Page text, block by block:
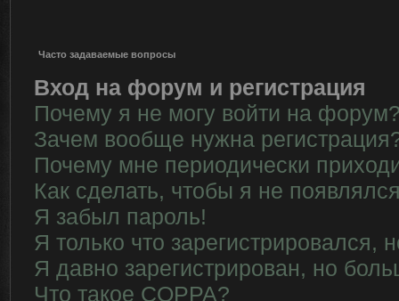
Часто задаваемые вопросы
Вход на форум и регистрация
Почему я не могу войти на
Зачем вообще нужна
Почему мне периодически
Как сделать, чтобы я не
Я забыл пароль!
Я только что зарегистрировался,
Я давно зарегистрирован, но
Что такое COPPA?